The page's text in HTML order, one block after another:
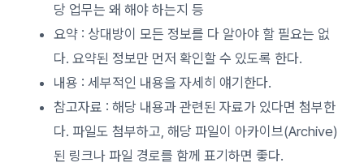
당 업무는 왜 해야 하는지 등
요약 : 상대방이 모든 정보를 다 알아야 할 필요는 없
다. 요약된 정보만 먼저 확인할 수 있도록 한다.
내용 : 세부적인 내용을 자세히 얘기한다.
참고자료 : 해당 내용과 관련된 자료가 있다면 첨부한
다. 파일도 첨부하고, 해당 파일이 아카이브(Archive)
된 링크나 파일 경로를 함께 표기하면 좋다.